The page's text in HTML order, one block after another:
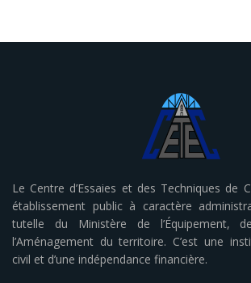
Le Centre d’Essaies et des Techniques de
établissement public à caractère
tutelle du Ministère de l’Équipement,
l’Aménagement du territoire. C’est une
civil et d’une indépendance financière.